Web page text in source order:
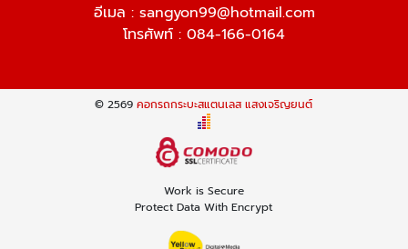
อีเมล : sangyon99@hotmail.com
โทรศัพท์ : 084-166-0164
© 2569คอกรถกระบะสแตนเลส แสงเจริญยนต์
Work is Secure
Protect Data With Encrypt